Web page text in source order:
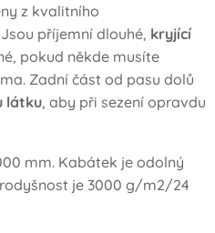
z kvalitního
příjemní dlouhé, kryjící
pokud někde musíte
Zadní část od pasu dolů
látku, aby při sezení opravdu
mm. Kabátek je odolný
je 3000 g/m2/24